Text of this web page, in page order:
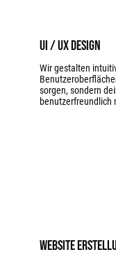
Wir gestalten
sorgen, sondern
benutzerfreundlich
UI / UX Design
Website